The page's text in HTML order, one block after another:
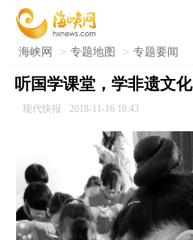
海峡网 > 专题地图 > 专题要闻
听国学课堂，学非遗文化
现代快报 2018-11-16 10:43